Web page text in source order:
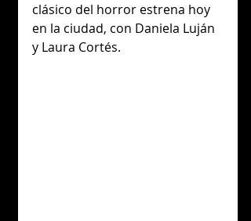
clásico del horror estrena hoy
en la ciudad, con Daniela Luján
y Laura Cortés.